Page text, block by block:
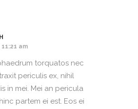
am
torquatos nec
periculis ex, nihil
in mei. Mei an pericula
partem ei est. Eos ei